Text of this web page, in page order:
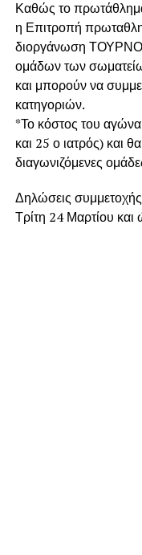
Καθώς το
η Επιτροπή
διοργάνωση
ομάδων των
και μπορούν να
κατηγοριών.
*Το κόστος του
και 25 ο ιατρός) και
διαγωνιζόμενες
Δηλώσεις
Τρίτη 24 Μαρτίου